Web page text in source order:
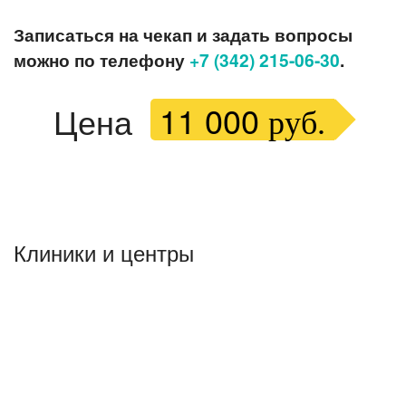
Записаться на чекап и задать вопросы
можно по телефону +7 (342) 215-06-30.
Цена 11 000 руб.
Клиники и центры